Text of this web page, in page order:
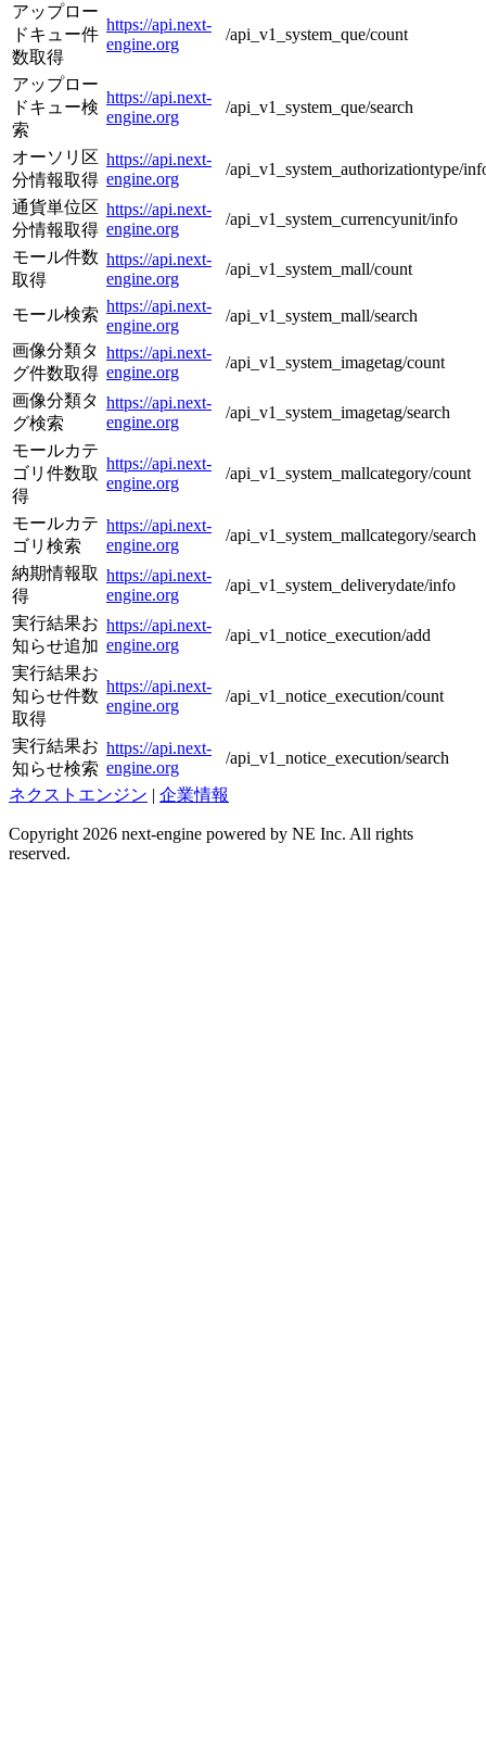
アップロー
ドキュー件
数取得
https://api.next-
engine.org
/api_v1_system_que/count
アップロー
ドキュー検
索
https://api.next-
engine.org
/api_v1_system_que/search
オーソリ区
分情報取得
https://api.next-
engine.org
/api_v1_system_authorizationtype/
通貨単位区
分情報取得
https://api.next-
engine.org
/api_v1_system_currencyunit/info
モール件数
取得
https://api.next-
engine.org
/api_v1_system_mall/count
モール検索 https://api.next-
engine.org
/api_v1_system_mall/search
画像分類タ
グ件数取得
https://api.next-
engine.org
/api_v1_system_imagetag/count
画像分類タ
グ検索
https://api.next-
engine.org
/api_v1_system_imagetag/search
モールカテ
ゴリ件数取
得
https://api.next-
engine.org
/api_v1_system_mallcategory/count
モールカテ
ゴリ検索
https://api.next-
engine.org
/api_v1_system_mallcategory/search
納期情報取
得
https://api.next-
engine.org
/api_v1_system_deliverydate/info
実行結果お
知らせ追加
https://api.next-
engine.org
/api_v1_notice_execution/add
実行結果お
知らせ件数
取得
https://api.next-
engine.org
/api_v1_notice_execution/count
実行結果お
知らせ検索
https://api.next-
engine.org
/api_v1_notice_execution/search
ネクストエンジン | 企業情報
Copyright 2026 next-engine powered by NE Inc. All rights
reserved.